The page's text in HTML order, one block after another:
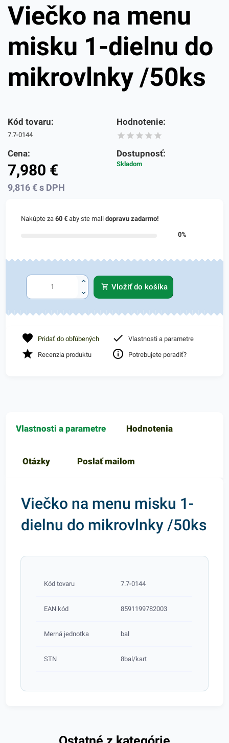
Viečko na menu
misku 1-dielnu do
mikrovlnky /50ks
Kód tovaru:
7.7-0144
Hodnotenie:
Cena:
7,980 €
9,816€ s DPH
Dostupnosť:
Skladom
Nakúpte za60 € aby ste malidopravu zadarmo!
0%
Vložiť do košíka
Pridať do obľúbených Vlastnosti a parametre
Recenzia produktu Potrebujete poradiť?
Vlastnosti a parametre Hodnotenia
Otázky Poslať mailom
Viečko na menu misku 1-
dielnu do mikrovlnky /50ks
Kód tovaru 7.7-0144
EAN kód 8591199782003
Merná jednotka bal
STN 8bal/kart